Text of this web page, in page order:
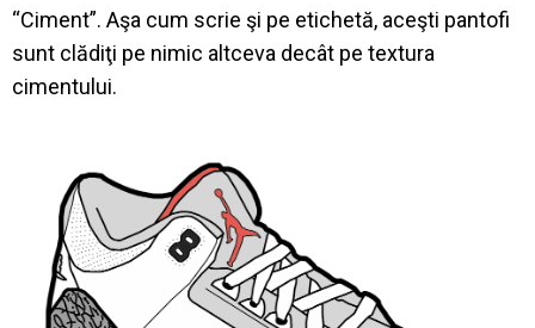
“Ciment”. Aşa cum scrie şi pe etichetă, aceşti pantofi
sunt clădiţi pe nimic altceva decât pe textura
cimentului.